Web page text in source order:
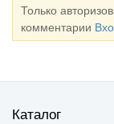
Только
комментарии
Каталог